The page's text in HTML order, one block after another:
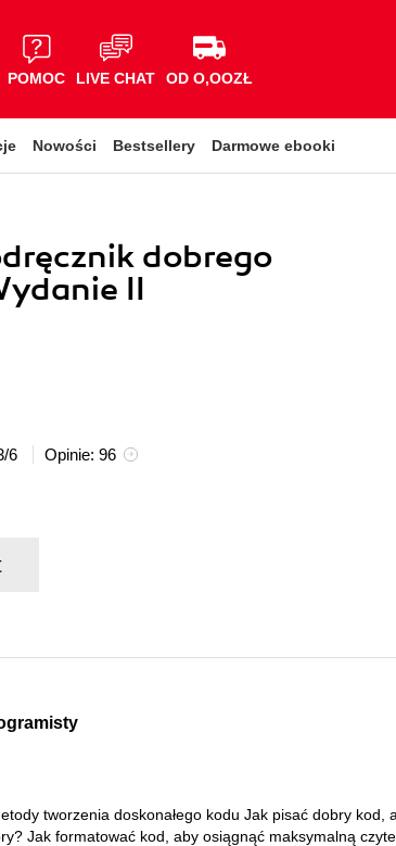
POMOC LIVE CHAT OD O,OOZŁ
Nowości Bestsellery Darmowe ebooki
dobrego
II
/6 Opinie: 96
tworzenia doskonałego kodu Jak pisać dobry kod,
Jak formatować kod, aby osiągnąć maksymalną